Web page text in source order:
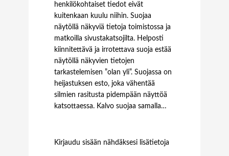
henkilökohtaiset tiedot eivät
kuitenkaan kuulu niihin. Suojaa
näytöllä näkyviä tietoja toimistossa ja
matkoilla sivustakatsojilta. Helposti
kiinnitettävä ja irrotettava suoja estää
näytöllä näkyvien tietojen
tarkastelemisen ”olan yli”. Suojassa on
heijastuksen esto, joka vähentää
silmien rasitusta pidempään näyttöä
katsottaessa. Kalvo suojaa samalla…
Kirjaudu sisään nähdäksesi lisätietoja